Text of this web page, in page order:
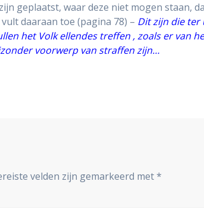
geplaatst, waar deze niet mogen staan,
vult daaraan toe (pagina 78) – Dit zijn die ter
het Volk ellendes treffen , zoals er van
voorwerp van straffen zijn…
velden zijn gemarkeerd met*